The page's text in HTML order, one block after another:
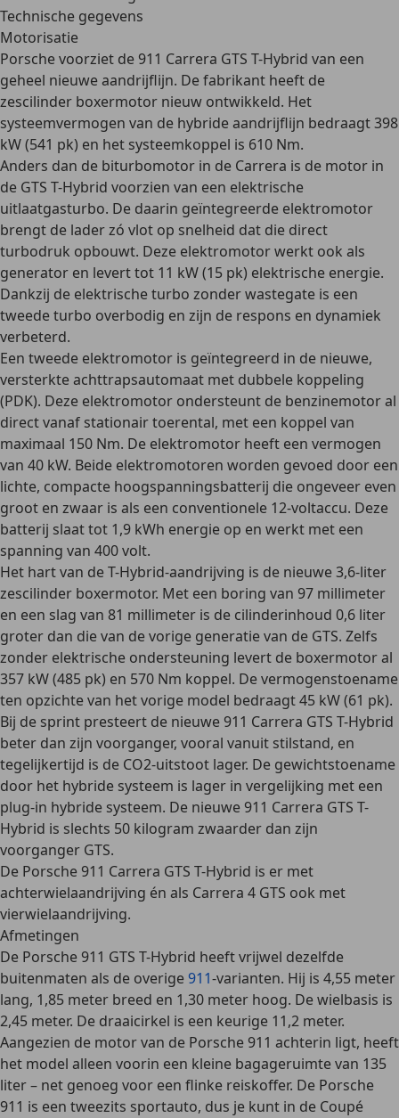
Technische gegevens
Motorisatie
Porsche voorziet de 911 Carrera GTS T-Hybrid van een
geheel nieuwe aandrijflijn. De fabrikant heeft de
zescilinder boxermotor nieuw ontwikkeld. Het
systeemvermogen van de hybride aandrijflijn bedraagt 398
kW (541 pk) en het systeemkoppel is 610 Nm.
Anders dan de biturbomotor in de Carrera is de motor in
de GTS T-Hybrid voorzien van een elektrische
uitlaatgasturbo. De daarin geïntegreerde elektromotor
brengt de lader zó vlot op snelheid dat die direct
turbodruk opbouwt. Deze elektromotor werkt ook als
generator en levert tot 11 kW (15 pk) elektrische energie.
Dankzij de elektrische turbo zonder wastegate is een
tweede turbo overbodig en zijn de respons en dynamiek
verbeterd.
Een tweede elektromotor is geïntegreerd in de nieuwe,
versterkteachttrapsautomaat met dubbele koppeling
(PDK). Deze elektromotor ondersteunt de benzinemotoral
direct vanaf stationair toerental, met een koppel van
maximaal 150 Nm. De elektromotor heeft een vermogen
van 40 kW. Beide elektromotoren worden gevoed door een
lichte, compacte hoogspanningsbatterij die ongeveer even
groot en zwaar is als een conventionele 12-voltaccu. Deze
batterij slaat tot 1,9 kWh energie op en werkt met een
spanning van 400 volt.
Het hart van de T-Hybrid-aandrijving is de nieuwe 3,6-liter
zescilinder boxermotor. Met een boring van 97 millimeter
en een slag van 81 millimeter is de cilinderinhoud 0,6 liter
groter dan die van de vorige generatie van de GTS. Zelfs
zonder elektrische ondersteuning levert de boxermotor al
357 kW (485 pk) en 570 Nm koppel. De vermogenstoename
ten opzichte van het vorige model bedraagt 45 kW (61 pk).
Bij de sprint presteert de nieuwe 911 Carrera GTS T-Hybrid
beter dan zijn voorganger, vooral vanuit stilstand, en
tegelijkertijd is de CO2-uitstoot lager. De gewichtstoename
door het hybride systeem is lager in vergelijking met een
plug-in hybride systeem. De nieuwe 911 Carrera GTS T-
Hybrid is slechts 50 kilogram zwaarder dan zijn
voorganger GTS.
De Porsche 911 Carrera GTS T-Hybrid is er met
achterwielaandrijving én als Carrera 4 GTS ook met
vierwielaandrijving.
Afmetingen
De Porsche 911 GTS T-Hybrid heeftvrijwel dezelfde
buitenmaten als de overige911-varianten. Hij is 4,55 meter
lang, 1,85 meter breed en 1,30 meter hoog. De wielbasis is
2,45 meter. De draaicirkel is een keurige 11,2 meter.
Aangezien de motor van de Porsche 911 achterin ligt, heeft
het model alleen voorin een kleine bagageruimte van 135
liter– net genoeg voor een flinke reiskoffer. De Porsche
911 is een tweezits sportauto, dus je kunt in de Coupé